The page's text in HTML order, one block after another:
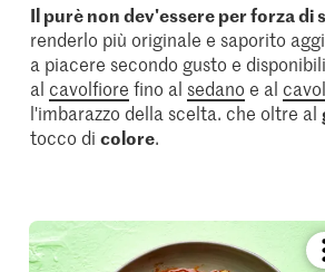
Il purè non dev'essere per forza di
renderlo più originale e saporito
a piacere secondo gusto e
alcavolfiore fino al sedano e al
l'imbarazzo della scelta. che oltre al
tocco dicolore.